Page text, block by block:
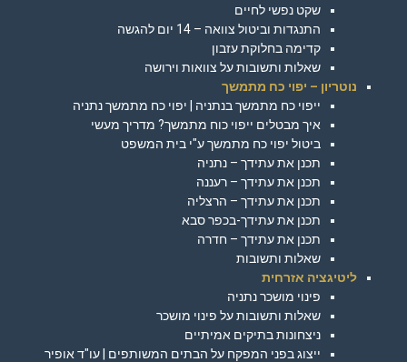
שקט נפשי לחיים
התנגדות וביטול צוואה – 14 יום להגשה
קדימה בחלוקת עזבון
שאלות ותשובות על צוואות וירושה
נוטריון – יפוי כח מתמשך
ייפוי כח מתמשך בנתניה | יפוי כח מתמשך נתניה
איך מבטלים ייפוי כוח מתמשך? מדריך מעשי
ביטול יפוי כח מתמשך ע"י בית המשפט
תכנן את עתידך – נתניה
תכנן את עתידך – רעננה
תכנן את עתידך – הרצליה
תכנן את עתידך-בכפר סבא
תכנן את עתידך – חדרה
שאלות ותשובות
ליטיגציה אזרחית
פינוי מושכר נתניה
שאלות ותשובות על פינוי מושכר
ניצחונות בתיקים אמיתיים
ייצוג בפני המפקח על הבתים המשותפים | עו"ד אופיר